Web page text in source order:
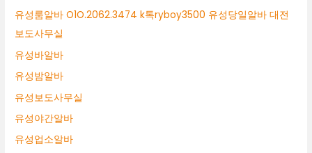
유성룸알바 O1O.2062.3474 k톡ryboy3500 유성당일알바 대전
보도사무실
유성바알바
유성밤알바
유성보도사무실
유성야간알바
유성업소알바